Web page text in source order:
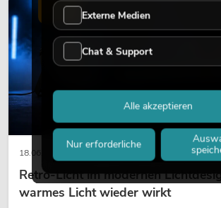
18.06.2026
Retro-Licht im modernen
warmes Licht wieder wirkt
LICHT Externe Medien
Chat & Support
Nur erforderliche
Alle akzeptieren